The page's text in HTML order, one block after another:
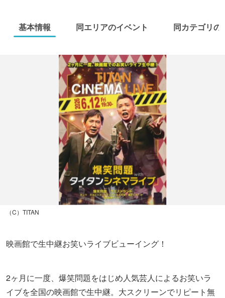
基本情報 同エリアのイベント 同カテゴリの
（C）TITAN
映画館で生中継お笑いライブビューイング！
2ヶ月に一度、爆笑問題をはじめ人気芸人によるお笑いラ
イブを全国の映画館で生中継。大スクリーンでリピート無